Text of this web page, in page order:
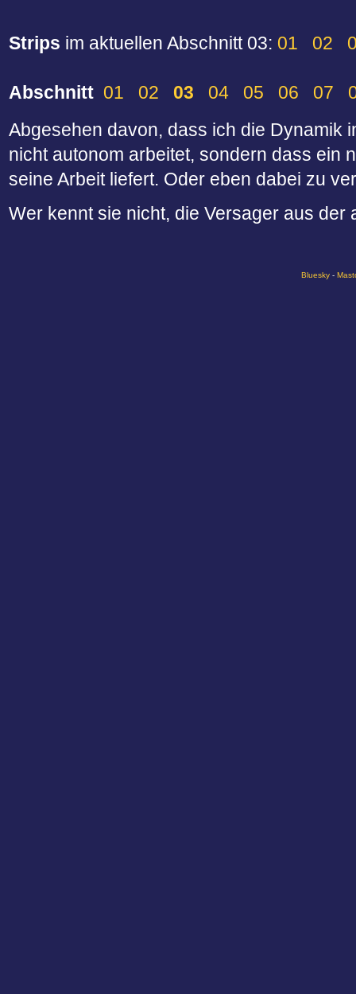
Strips im aktuellen Abschnitt 03: 01 02
Abschnitt 01 02 03 04 05 06 07
Abgesehen davon, dass ich die Dynamik
nicht autonom arbeitet, sondern dass ein
seine Arbeit liefert. Oder eben dabei zu
Wer kennt sie nicht, die Versager aus der
Bluesky -